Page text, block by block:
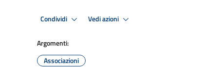
Condividi Vedi azioni
Argomenti:
Associazioni